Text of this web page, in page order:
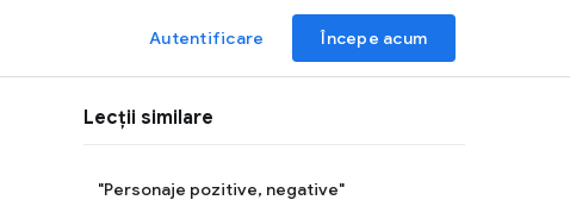
Autentificare Începe acum
Lecții similare
"Personaje pozitive, negative"